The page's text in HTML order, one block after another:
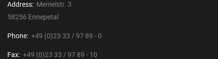
Address: Memelstr. 3
58256 Ennepetal
Phone: +49 (0)23 33 / 97 89 - 0
Fax: +49 (0)23 33 / 97 89 - 10